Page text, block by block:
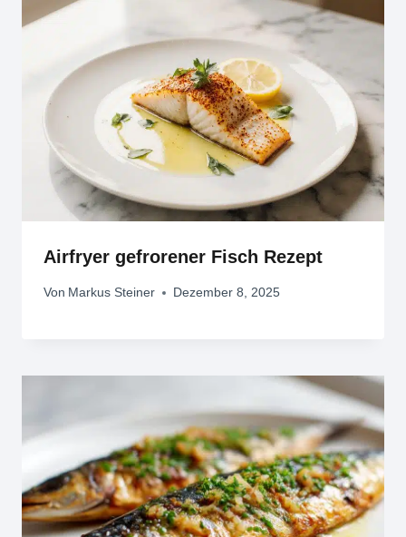
Airfryer gefrorener Fisch Rezept
Von Markus Steiner Dezember 8, 2025